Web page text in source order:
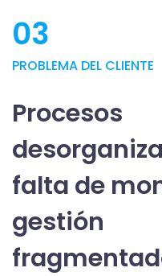
03
PROBLEMA DEL CLIENTE
Procesos
falta de
gestión